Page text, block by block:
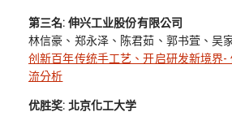
第三名: 伸兴工业股份有限公司
林信豪、郑永泽、陈君茹、郭书萓、吴
创新百年传统手工艺、开启研发新境界-
流分析
优胜奖: 北京化工大学